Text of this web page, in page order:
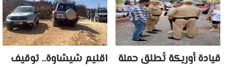
قيادة أوريكة تُطلق حملة
اقليم شيشاوة.. توقيف